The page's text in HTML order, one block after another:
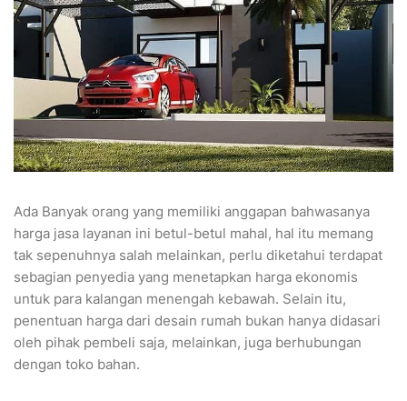
Ada Banyak orang yang memiliki anggapan bahwasanya
harga jasa layanan ini betul-betul mahal, hal itu memang
tak sepenuhnya salah melainkan, perlu diketahui terdapat
sebagian penyedia yang menetapkan harga ekonomis
untuk para kalangan menengah kebawah. Selain itu,
penentuan harga dari desain rumah bukan hanya didasari
oleh pihak pembeli saja, melainkan, juga berhubungan
dengan toko bahan.